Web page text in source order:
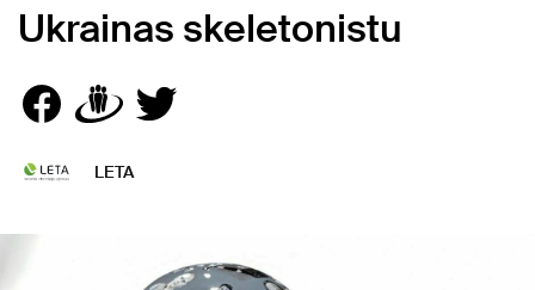
Ukrainas skeletonistu
LETA